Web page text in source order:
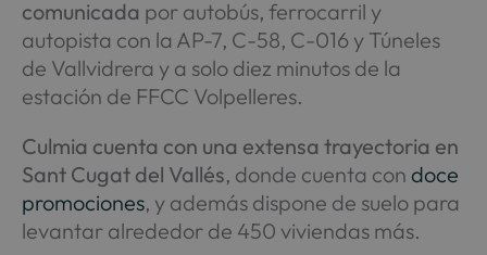
comunicada por autobús, ferrocarril y
autopista con la AP-7, C-58, C-016 y Túneles
de Vallvidrera y a solo diez minutos de la
estación de FFCC Volpelleres.
Culmia cuenta con una extensa trayectoria en
Sant Cugat del Vallés, donde cuenta con doce
promociones, y además dispone de suelo para
levantar alrededor de 450 viviendas más.